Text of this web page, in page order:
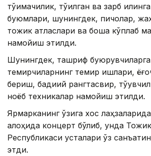
тўқимачилик, тўқилган ва зарб
буюмлари, шунингдек, пичоқлар,
тожик атласлари ва бошқа кўплаб
намойиш этилди.
Шунингдек, ташриф буюрувчиларга
темирчиларнинг темир ишлари,
бериш, бадиий рангтасвир,
ноёб техникалар намойиш этилди.
Ярмарканинг ўзига хос
алоҳида концерт бўлиб, унда
Республикаси усталари ўз
этди.